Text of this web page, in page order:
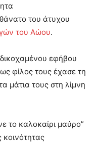
του άτυχου
του Αώου.
εφήβου
φίλος τους έχασε τη
μάτια τους στη λίμνη
το καλοκαίρι μαύρο”